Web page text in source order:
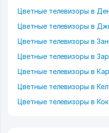
Цветные телевизоры в
Цветные телевизоры в
Цветные телевизоры в
Цветные телевизоры в
Цветные телевизоры в
Цветные телевизоры в
Цветные телевизоры в